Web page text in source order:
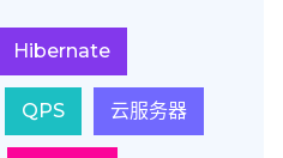
Hibernate
QPS 云服务器